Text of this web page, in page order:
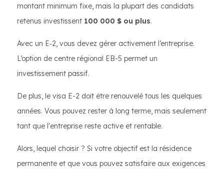
montant minimum fixe, mais la plupart des candidats
retenus investissent 100 000 $ ou plus.
Avec un E‑2, vous devez gérer activement l’entreprise.
L’option de centre régional EB-5 permet un
investissement passif.
De plus, le visa E-2 doit être renouvelé tous les quelques
années. Vous pouvez rester à long terme, mais seulement
tant que l'entreprise reste active et rentable.
Alors, lequel choisir ? Si votre objectif est la résidence
permanente et que vous pouvez satisfaire aux exigences